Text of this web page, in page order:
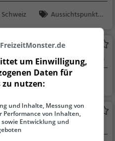
Aussichtspunkt, F
amilie & Kinder, Natu
Bücherregal Zürich
Bücherregal in Zürich (Seebach)
Park
(Glattpark)
um Einwilligung,
Daten für
zu nutzen:
und Inhalte, Messung von
Performance von Inhalten,
Entwicklung und